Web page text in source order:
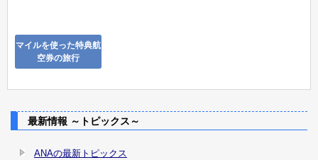
マイルを使った特典航
空券の旅行
最新情報 ～トピックス～
ANAの最新トピックス